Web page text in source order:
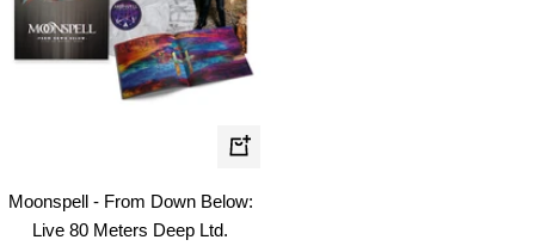
In
Moonspell - From Down Below:
Live 80 Meters Deep Ltd.